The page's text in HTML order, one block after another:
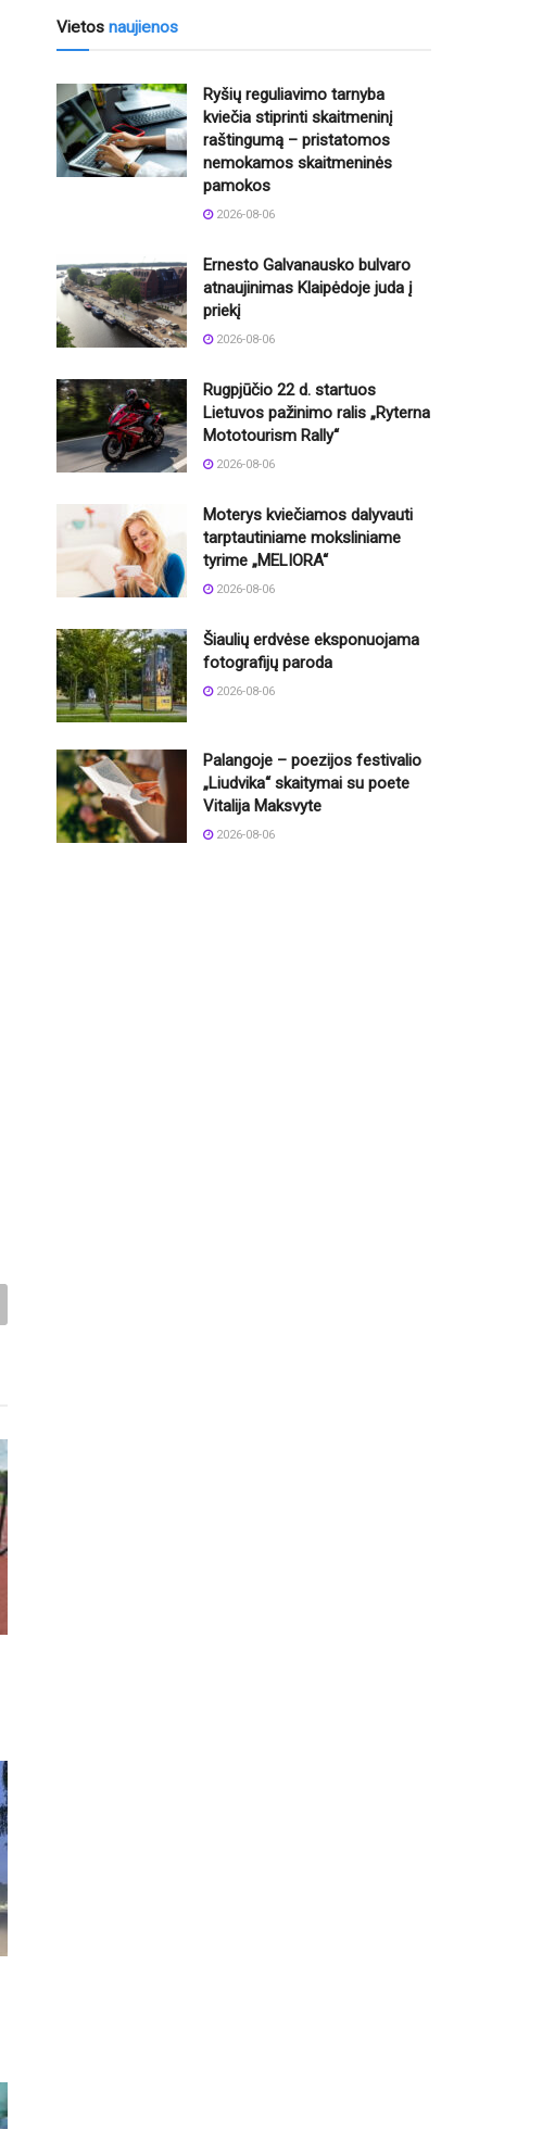
Vietos naujienos
Ryšių reguliavimo tarnyba
kviečia stiprinti skaitmeninį
raštingumą – pristatomos
nemokamos skaitmeninės
pamokos
2026-08-06
Ernesto Galvanausko bulvaro
atnaujinimas Klaipėdoje juda į
priekį
2026-08-06
Rugpjūčio 22 d. startuos
Lietuvos pažinimo ralis „Ryterna
Mototourism Rally“
2026-08-06
Moterys kviečiamos dalyvauti
tarptautiniame moksliniame
tyrime „MELIORA“
2026-08-06
Šiaulių erdvėse eksponuojama
fotografijų paroda
2026-08-06
Palangoje – poezijos festivalio
„Liudvika“ skaitymai su poete
Vitalija Maksvyte
2026-08-06